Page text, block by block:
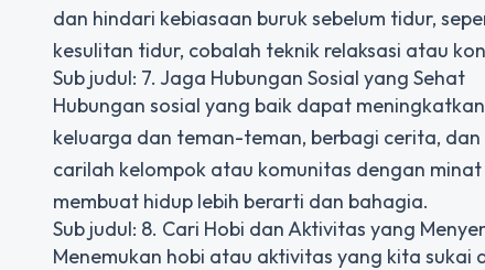
dan hindari kebiasaan buruk sebelum tidur,
kesulitan tidur, cobalah teknik relaksasi atau
Sub judul: 7. Jaga Hubungan Sosial yang Sehat
Hubungan sosial yang baik dapat
keluarga dan teman-teman, berbagi cerita,
carilah kelompok atau komunitas dengan
membuat hidup lebih berarti dan bahagia.
Sub judul: 8. Cari Hobi dan Aktivitas yang
Menemukan hobi atau aktivitas yang kita